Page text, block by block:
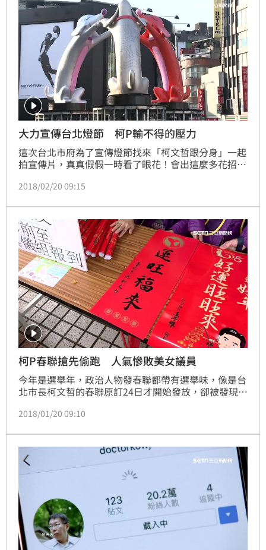
大力宣傳台北燈節 柯P輸不得的壓力
這次台北市府為了宣傳燈節找來「柯文哲跟分身」一起
拍宣傳片，真真假假一時看了眼花！會出這麼多花招就
下要是辦不好可就糗大了，因此柯文哲拿自己當賣點希
2018/02/20 09:15
柯P春聯搶先偷跑 人氣慘敗美女議員
今年是選舉年，政治人物發春聯都帶有選舉味，像是台
北市長柯文哲的春聯原訂24日才開始發放，卻被發現在
銷」嗎？但比起柯P，美女議員的春聯更搶手，因為上
高人氣。
2018/01/20 09:10